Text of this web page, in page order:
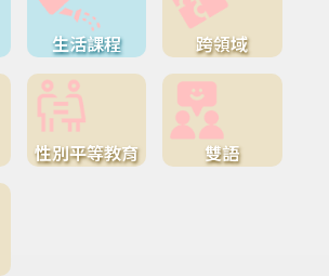
生活課程 跨領域
性別平等教育 雙語